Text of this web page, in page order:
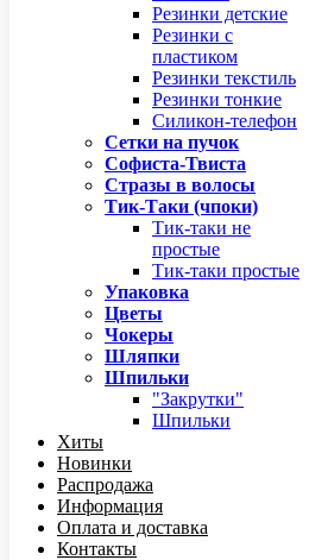
Резинки детские
Резинки с
пластиком
Резинки текстиль
Резинки тонкие
Силикон-телефон
Сетки на пучок
Софиста-Твиста
Стразы в волосы
Тик-Таки (чпоки)
Тик-таки не
простые
Тик-таки простые
Упаковка
Цветы
Чокеры
Шляпки
Шпильки
"Закрутки"
Шпильки
Хиты
Новинки
Распродажа
Информация
Оплата и доставка
Контакты